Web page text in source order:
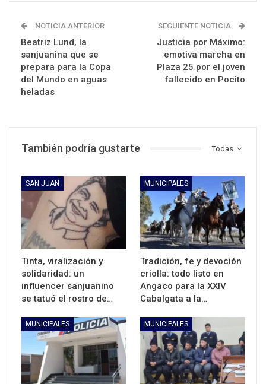
NOTICIA ANTERIOR
Beatriz Lund, la
sanjuanina que se
prepara para la Copa
del Mundo en aguas
heladas
SEGUIENTE NOTICIA
Justicia por Máximo:
emotiva marcha en
Plaza 25 por el joven
fallecido en Pocito
Todas
También podría gustarte
SAN JUAN
Tinta, viralización y
solidaridad: un
influencer sanjuanino
se tatuó el rostro de…
MUNICIPALES
Tradición, fe y devoción
criolla: todo listo en
Angaco para la XXIV
Cabalgata a la…
MUNICIPALES MUNICIPALES